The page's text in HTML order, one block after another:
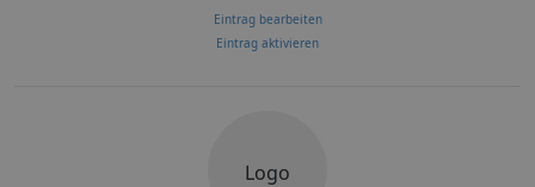
Eintrag bearbeiten
Eintrag aktivieren
Logo